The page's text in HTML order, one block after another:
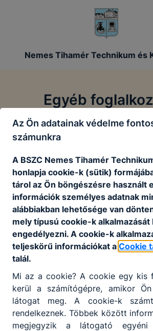
Nemes Tihamér Technikum és
Egyéb
Jelenleg is azon dolgozunk, hogy
egyes elemei feltöltsére kerüljenek.
egy kis időre van szükségünk, de
olvashatod az idevonatkozó
szíves megértésedet kérjük
Partnereink
Az Ön adatainak védelme
számunkra
A BSZC Nemes Tihamér
honlapja cookie-k (sütik)
tárol az Ön böngészésre használt
információk személyes adatnak
alábbiakban lehetősége van
mely típusú cookie-k alkalmazását
engedélyezni. A cookie-k
teljeskörű információkat a Cookie
talál.
Mi az a cookie? A cookie egy kis
kerül a számítógépre, amikor
látogat meg. A cookie-k
rendelkeznek. Többek között
megjegyzik a látogató egyéni